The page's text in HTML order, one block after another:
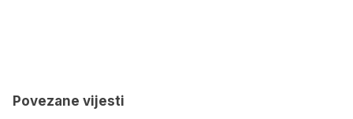
Povezane vijesti